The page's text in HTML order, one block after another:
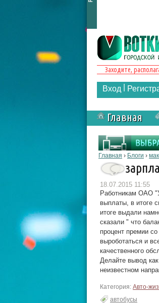
Заходите,
Вход
Главная
Форма
Вы здесь
Главная › Блоги ›
18.07.2015 11:55
Работникам ОАО
выплаты, в итоге
итоге выдали
сказали " что
процент премии
выроботаться и
качественного
Делайте вывод
неизвестном
Категория: Авто-
автобусы